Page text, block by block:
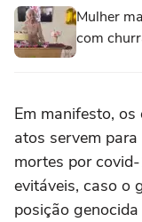
Mulher
com
Em manifesto,
atos servem
mortes por
evitáveis, caso o
posição